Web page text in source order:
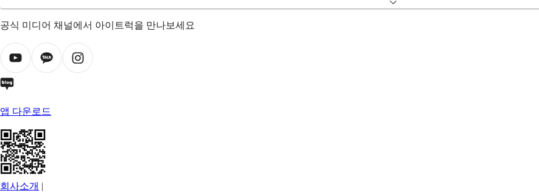
공식 미디어 채널에서 아이트럭을 만나보세요
앱 다운로드
회사소개 |